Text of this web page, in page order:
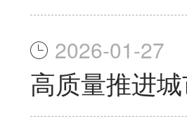
2026-01-27
高质量推进